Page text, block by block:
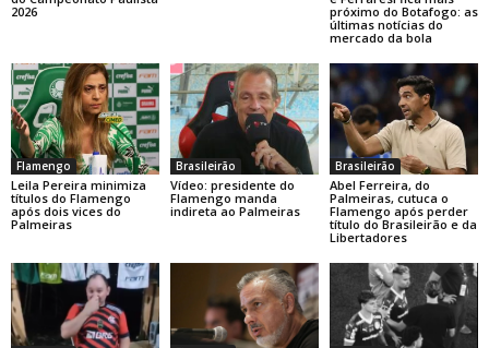
2026
próximo do Botafogo: as
últimas notícias do
mercado da bola
Flamengo
Leila Pereira minimiza
títulos do Flamengo
após dois vices do
Palmeiras
Brasileirão
Vídeo: presidente do
Flamengo manda
indireta ao Palmeiras
Brasileirão
Abel Ferreira, do
Palmeiras, cutuca o
Flamengo após perder
título do Brasileirão e da
Libertadores